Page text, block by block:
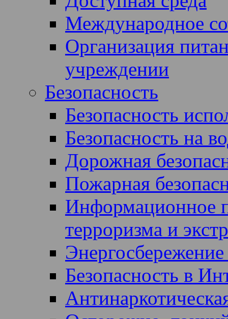
Международное
Организация
учреждении
Безопасность
Безопасность
Безопасность на
Дорожная
Пожарная
Информационное
терроризма и
Энергосбережение
Безопасность в